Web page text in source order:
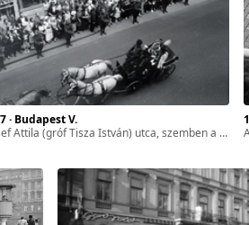
· Budapest V.
István) utca, szemben a mára megszűnt Perc köz torkolata. A jobb oldali háztömb a háborúban megsemmisült, ma a Hild tér van a helyén. A felvétel III. Viktor Emánuel olasz király budapesti látogatása alkalmával, 1937. május 19-én készült.